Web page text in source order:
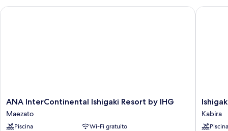
ANA
InterContinental
Ishigaki
Resort
ANA InterContinental Ishigaki Resort by IHG
Maezato
Piscina
Wi-Fi gratuito
ANA InterContinental Ishigaki Resort by IHG
Ishigaki
Seaside
Hotel
Kabira
Kabira
Piscina
Ishigaki